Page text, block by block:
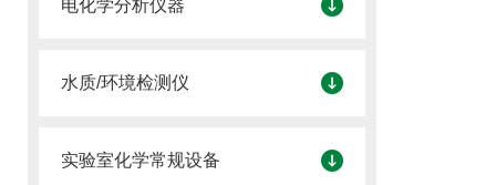
电化学分析仪器
水质/环境检测仪
实验室化学常规设备